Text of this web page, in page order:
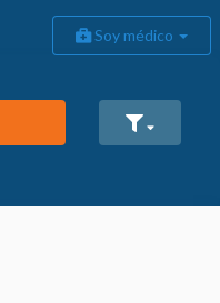
Soy médico